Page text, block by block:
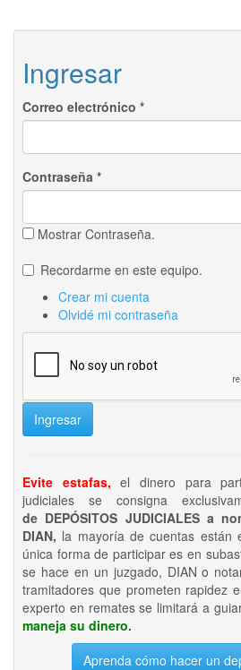
Ingresar
Correo electrónico *
Contraseña *
Mostrar Contraseña.
Recordarme en este equipo.
Crear mi cuenta
Olvidé mi contraseña
Ingresar
Evite estafas, el dinero para
judiciales se consigna
de DEPÓSITOS JUDICIALES a
DIAN, la mayoría de cuentas están
única forma de participar es en
se hace en un juzgado, DIAN o
tramitadores que prometen rapidez
experto en remates se limitará a
maneja su dinero.
Aprenda cómo hacer un